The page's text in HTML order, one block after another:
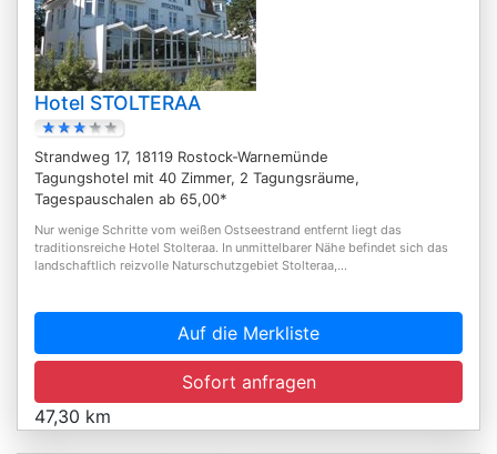
Hotel STOLTERAA
Strandweg 17, 18119 Rostock-Warnemünde
Tagungshotel mit 40 Zimmer, 2 Tagungsräume,
Tagespauschalen ab 65,00*
Nur wenige Schritte vom weißen Ostseestrand entfernt liegt das
traditionsreiche Hotel Stolteraa. In unmittelbarer Nähe befindet sich das
landschaftlich reizvolle Naturschutzgebiet Stolteraa,...
Auf die Merkliste
Sofort anfragen
47,30 km